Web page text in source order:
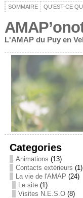
SOMMAIRE QU’EST-CE
L'AMAP du Puy en
Categories
Animations (13)
Contacts extérieurs (1)
La vie de l'AMAP (24)
Le site(1)
Visites N.E.S.O(8)